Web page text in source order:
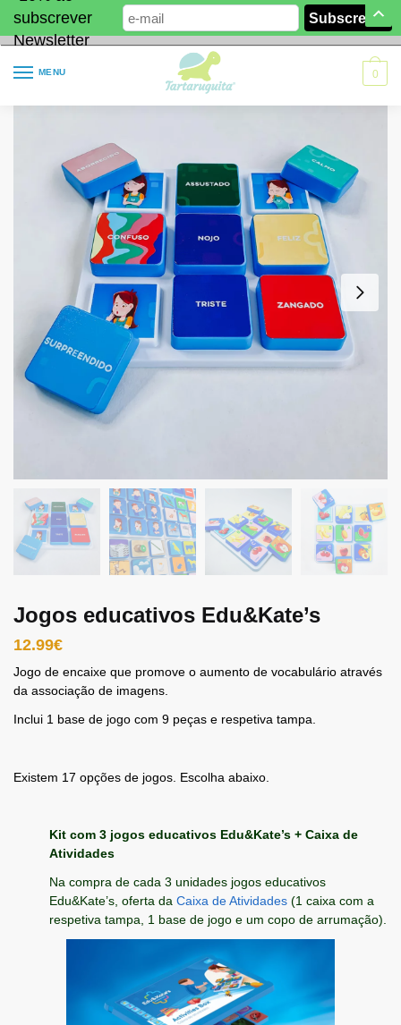
subscrever
Newsletter
MENU 0
Jogos educativos Edu&Kate’s
12.99€
Jogo de encaixe que promove o aumento de vocabulário através
da associação de imagens.
Inclui 1 base de jogo com 9 peças e respetiva tampa.
Existem 17 opções de jogos. Escolha abaixo.
Kit com 3 jogos educativos Edu&Kate’s + Caixa de
Atividades
Na compra de cada 3 unidades jogos educativos
Edu&Kate’s, oferta da Caixa de Atividades (1 caixa com a
respetiva tampa, 1 base de jogo e um copo de arrumação).